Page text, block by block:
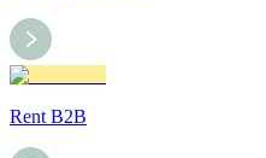
Rent B2B